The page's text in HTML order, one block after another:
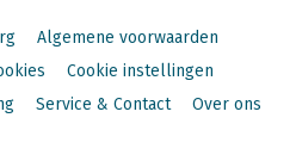
Algemene voorwaarden
Cookie instellingen
Service & Contact Over ons